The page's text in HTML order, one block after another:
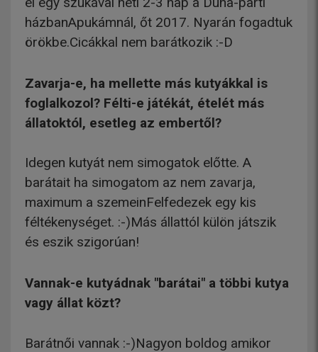
házbanApukámnál, őt 2017. Nyarán fogadtuk
örökbe.Cicákkal nem barátkozik :-D
Zavarja-e, ha mellette más kutyákkal is
foglalkozol? Félti-e játékát, ételét más
állatoktól, esetleg az embertől?
Idegen kutyát nem simogatok előtte. A
barátait ha simogatom az nem zavarja,
maximum a szemeinFelfedezek egy kis
féltékenységet. :-)Más állattól külön játszik
és eszik szigorúan!
Vannak-e kutyádnak "barátai" a többi kutya
vagy állat közt?
Barátnői vannak :-)Nagyon boldog amikor